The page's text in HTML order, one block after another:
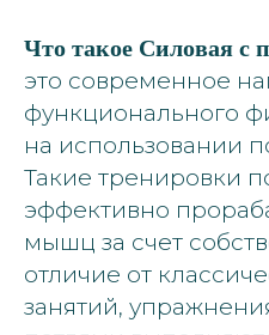
Что такое Силовая с
это современное
функционального
на использовании
Такие тренировки
эффективно
мышц за счет
отличие от
занятий,